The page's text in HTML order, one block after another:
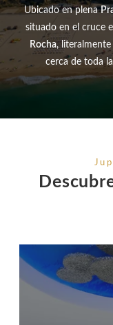
Ubicado en plena
situado en el cruce
Rocha,
cerca de toda